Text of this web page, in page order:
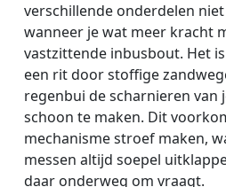
verschillende onderdelen
wanneer je wat meer kracht
vastzittende inbusbout. Het
een rit door stoffige
regenbui de scharnieren van
schoon te maken. Dit
mechanisme stroef maken,
messen altijd soepel
daar onderweg om vraagt.